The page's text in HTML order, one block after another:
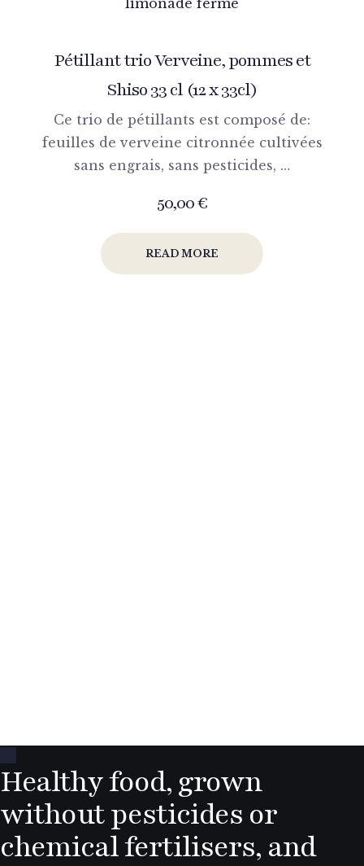
Pétillant trio Verveine, pommes et
Shiso 33 cl (12 x 33cl)
Ce trio de pétillants est composé de:
feuilles de verveine citronnée cultivées
sans engrais, sans pesticides, …
50,00€
READ MORE
Healthy food, grown
without pesticides or
chemical fertilisers, and